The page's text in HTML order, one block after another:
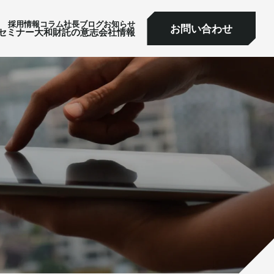
採⽤情報コラム社⻑ブログお知らせ
ミナー大和財託の意志会社情報 お問い合わせ
サービス一覧へ
サービス一覧へ
ナー大和財託の意志会社情報 お問い合わせ